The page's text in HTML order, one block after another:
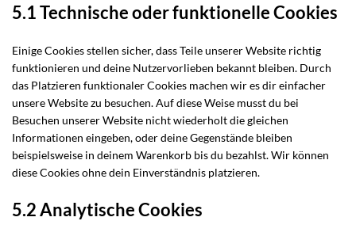
5.1 Technische oder funktionelle Cookies
Einige Cookies stellen sicher, dass Teile unserer Website richtig
funktionieren und deine Nutzervorlieben bekannt bleiben. Durch
das Platzieren funktionaler Cookies machen wir es dir einfacher
unsere Website zu besuchen. Auf diese Weise musst du bei
Besuchen unserer Website nicht wiederholt die gleichen
Informationen eingeben, oder deine Gegenstände bleiben
beispielsweise in deinem Warenkorb bis du bezahlst. Wir können
diese Cookies ohne dein Einverständnis platzieren.
5.2 Analytische Cookies